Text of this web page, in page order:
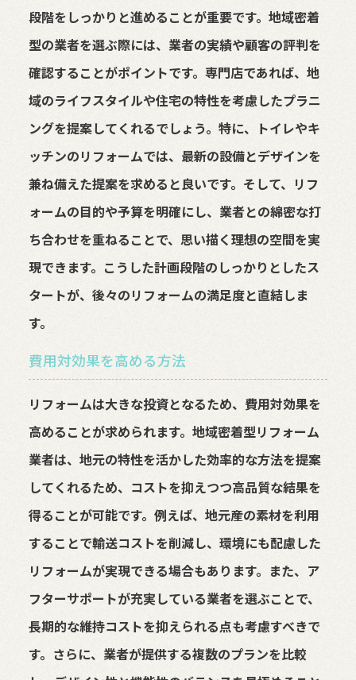
段階をしっかりと進めることが重要です。地域密着
型の業者を選ぶ際には、業者の実績や顧客の評判を
確認することがポイントです。専門店であれば、地
域のライフスタイルや住宅の特性を考慮したプラニ
ングを提案してくれるでしょう。特に、トイレやキ
ッチンのリフォームでは、最新の設備とデザインを
兼ね備えた提案を求めると良いです。そして、リフ
ォームの目的や予算を明確にし、業者との綿密な打
ち合わせを重ねることで、思い描く理想の空間を実
現できます。こうした計画段階のしっかりとしたス
タートが、後々のリフォームの満足度と直結しま
す。
費用対効果を高める方法
リフォームは大きな投資となるため、費用対効果を
高めることが求められます。地域密着型リフォーム
業者は、地元の特性を活かした効率的な方法を提案
してくれるため、コストを抑えつつ高品質な結果を
得ることが可能です。例えば、地元産の素材を利用
することで輸送コストを削減し、環境にも配慮した
リフォームが実現できる場合もあります。また、ア
フターサポートが充実している業者を選ぶことで、
長期的な維持コストを抑えられる点も考慮すべきで
す。さらに、業者が提供する複数のプランを比較